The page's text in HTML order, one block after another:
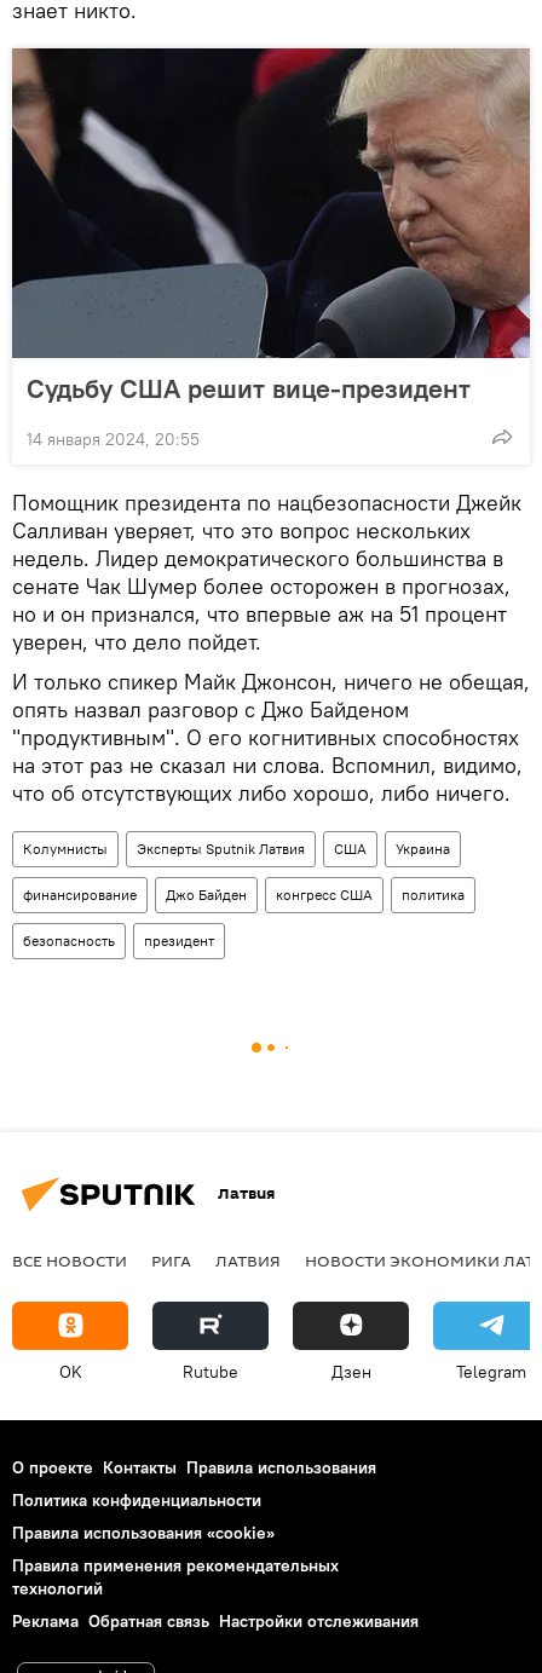
знает никто.
Судьбу США решит вице-президент
14 января 2024, 20:55
Помощник президента по нацбезопасности Джейк
Салливан уверяет, что это вопрос нескольких
недель. Лидер демократического большинства в
сенате Чак Шумер более осторожен в прогнозах,
но и он признался, что впервые аж на 51 процент
уверен, что дело пойдет.
И только спикер Майк Джонсон, ничего не обещая,
опять назвал разговор с Джо Байденом
"продуктивным". О его когнитивных способностях
на этот раз не сказал ни слова. Вспомнил, видимо,
что об отсутствующих либо хорошо, либо ничего.
Колумнисты Эксперты Sputnik Латвия США Украина
финансирование Джо Байден конгресс США политика
безопасность президент
Латвия
ВСЕ НОВОСТИ РИГА ЛАТВИЯ НОВОСТИ ЭКОНОМИКИ
OK Rutube Дзен Telegram
О проекте Контакты Правила использования
Политика конфиденциальности
Правила использования «cookie»
Правила применения рекомендательных
технологий
Реклама Обратная связь Настройки отслеживания